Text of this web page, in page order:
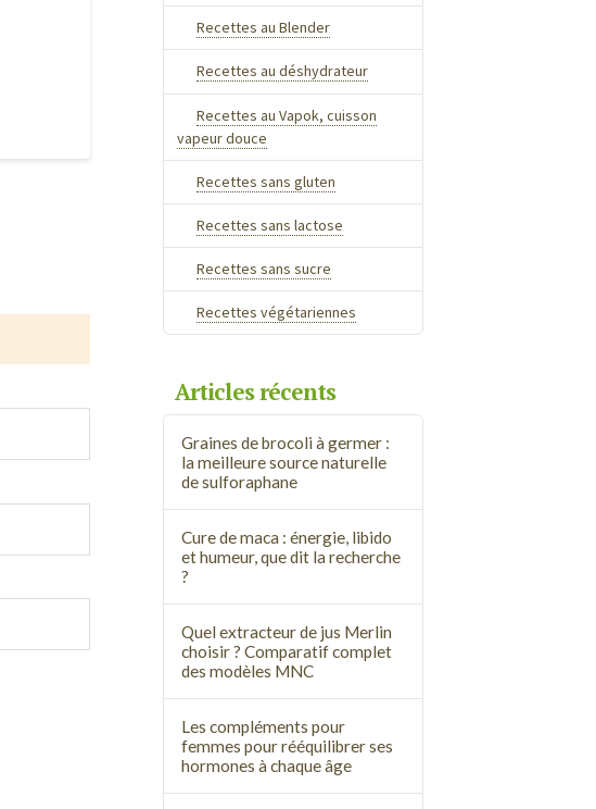
Recettes au Blender
Recettes au déshydrateur
Recettes au Vapok, cuisson
vapeur douce
Recettes sans gluten
Recettes sans lactose
Recettes sans sucre
Recettes végétariennes
Articles récents
Graines de brocoli à germer :
la meilleure source naturelle
de sulforaphane
Cure de maca : énergie, libido
et humeur, que dit la recherche
?
Quel extracteur de jus Merlin
choisir ? Comparatif complet
des modèles MNC
Les compléments pour
femmes pour rééquilibrer ses
hormones à chaque âge